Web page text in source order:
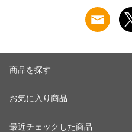
商品を探す
お気に入り商品
最近チェックした商品